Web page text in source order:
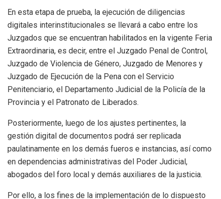
En esta etapa de prueba, la ejecución de diligencias
digitales interinstitucionales se llevará a cabo entre los
Juzgados que se encuentran habilitados en la vigente Feria
Extraordinaria, es decir, entre el Juzgado Penal de Control,
Juzgado de Violencia de Género, Juzgado de Menores y
Juzgado de Ejecución de la Pena con el Servicio
Penitenciario, el Departamento Judicial de la Policía de la
Provincia y el Patronato de Liberados.
Posteriormente, luego de los ajustes pertinentes, la
gestión digital de documentos podrá ser replicada
paulatinamente en los demás fueros e instancias, así como
en dependencias administrativas del Poder Judicial,
abogados del foro local y demás auxiliares de la justicia.
Por ello, a los fines de la implementación de lo dispuesto